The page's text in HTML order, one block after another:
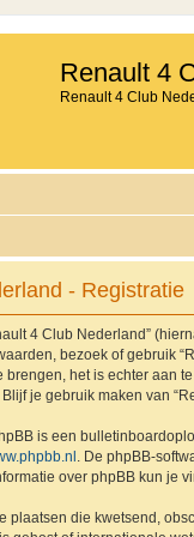
Renault 4
Renault 4 Club
- Registratie
4 Club Nederland”
bezoek of gebruik
brengen, het is echter aan
je gebruik maken van
is een
. De phpBB-
over phpBB kun je
plaatsen die kwetsend,